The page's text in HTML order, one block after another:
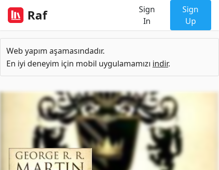
Raf
Sign
In
Sign
Up
Web yapım aşamasındadır.
En iyi deneyim için mobil uygulamamızı indir.